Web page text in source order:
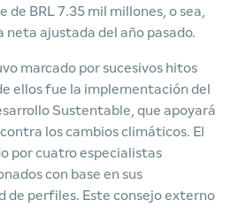
BRL 7.35 mil millones, o sea,
neta ajustada del año pasado.
marcado por sucesivos hitos
ellos fue la implementación del
Sustentable, que apoyará
los cambios climáticos. El
por cuatro especialistas
con base en sus
de perfiles. Este consejo externo